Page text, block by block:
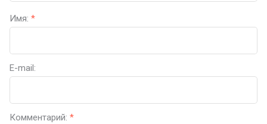
Имя: *
E-mail:
Комментарий: *